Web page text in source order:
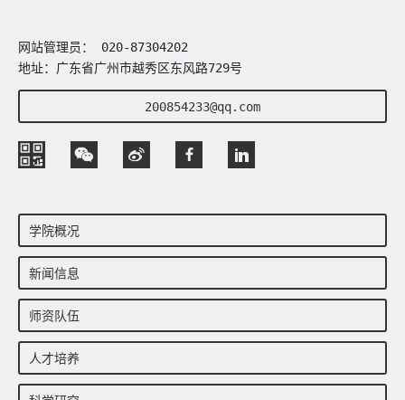
网站管理员： 020-87304202
地址：广东省广州市越秀区东风路729号
200854233@qq.com
学院概况
新闻信息
师资队伍
人才培养